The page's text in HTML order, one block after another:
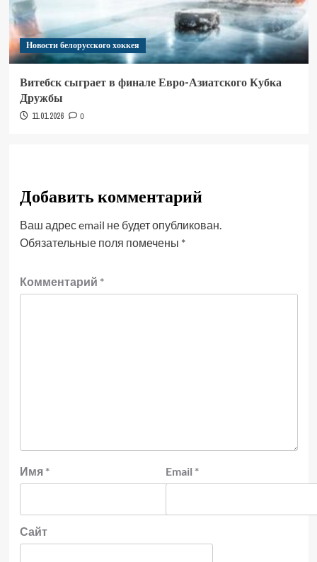
Новости белорусского хоккея
Витебск сыграет в финале Евро-Азиатского Кубка
Дружбы
11.01.2026 0
Добавить комментарий
Ваш адрес email не будет опубликован.
Обязательные поля помечены *
Комментарий *
Имя * Email *
Сайт